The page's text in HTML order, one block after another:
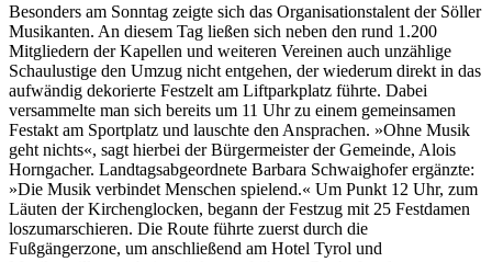
Besonders am Sonntag zeigte sich das Organisationstalent der Söller
Musikanten. An diesem Tag ließen sich neben den rund 1.200
Mitgliedern der Kapellen und weiteren Vereinen auch unzählige
Schaulustige den Umzug nicht entgehen, der wiederum direkt in das
aufwändig dekorierte Festzelt am Liftparkplatz führte. Dabei
versammelte man sich bereits um 11 Uhr zu einem gemeinsamen
Festakt am Sportplatz und lauschte den Ansprachen. »Ohne Musik
geht nichts«, sagt hierbei der Bürgermeister der Gemeinde, Alois
Horngacher. Landtagsabgeordnete Barbara Schwaighofer ergänzte:
»Die Musik verbindet Menschen spielend.« Um Punkt 12 Uhr, zum
Läuten der Kirchenglocken, begann der Festzug mit 25 Festdamen
loszumarschieren. Die Route führte zuerst durch die
Fußgängerzone, um anschließend am Hotel Tyrol und